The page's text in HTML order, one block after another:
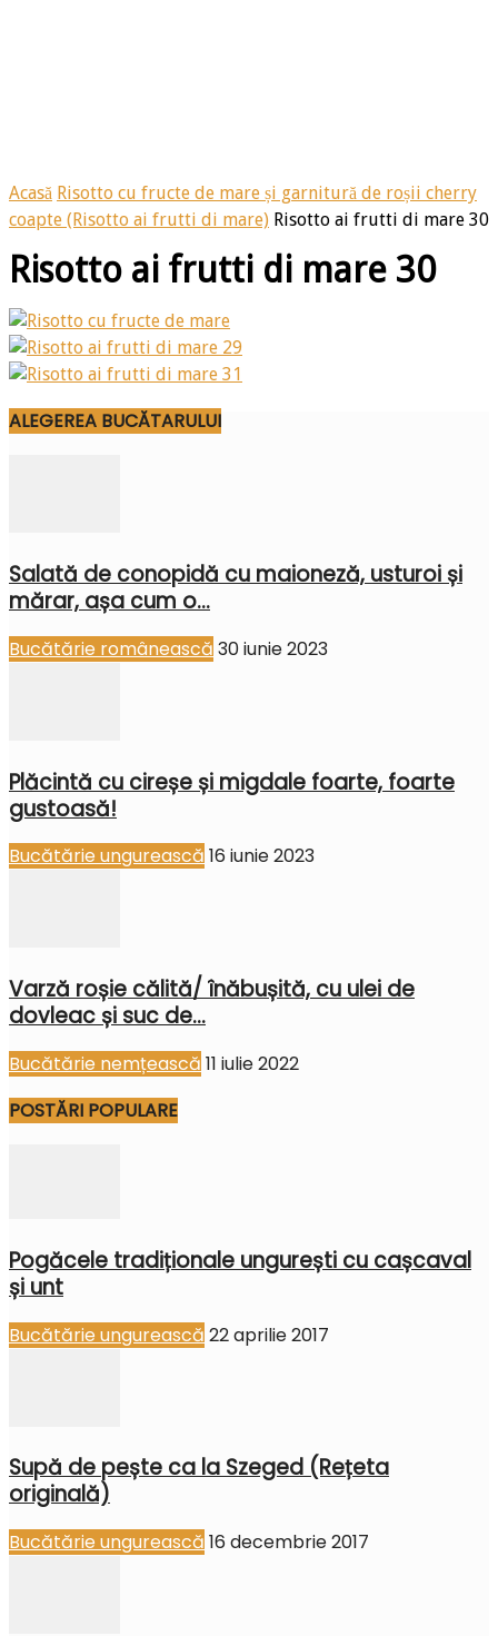
Acasă Risotto cu fructe de mare și garnitură de roșii cherry
coapte (Risotto ai frutti di mare) Risotto ai frutti di mare 30
Risotto ai frutti di mare 30
ALEGEREA BUCĂTARULUI
Salată de conopidă cu maioneză, usturoi și
mărar, așa cum o...
Bucătărie românească 30 iunie 2023
Plăcintă cu cireșe și migdale foarte, foarte
gustoasă!
Bucătărie ungurească 16 iunie 2023
Varză roșie călită/ înăbușită, cu ulei de
dovleac și suc de...
Bucătărie nemțească 11 iulie 2022
POSTĂRI POPULARE
Pogăcele tradiționale ungurești cu cașcaval
și unt
Bucătărie ungurească 22 aprilie 2017
Supă de pește ca la Szeged (Rețeta
originală)
Bucătărie ungurească 16 decembrie 2017